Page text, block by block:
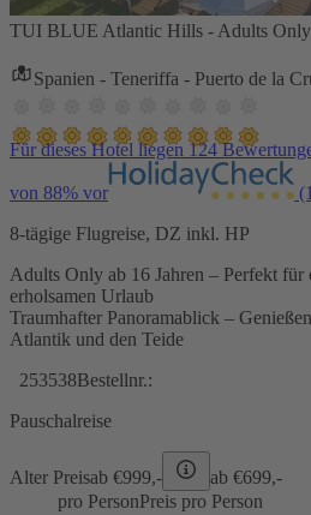
TUI BLUE Atlantic Hills - Adults
Spanien - Teneriffa - Puerto de la
Für dieses Hotel liegen 124
von 88% vor
8-tägige Flugreise, DZ inkl. HP
Adults Only ab 16 Jahren – Perfekt für
erholsamen Urlaub
Traumhafter Panoramablick –
Atlantik und den Teide
253538Bestellnr.:
Pauschalreise
Alter Preisab €999,- ab €699,-
pro PersonPreis pro Person